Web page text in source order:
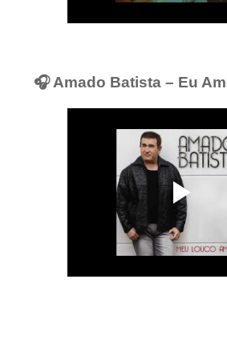
🎧 Amado Batista – Eu